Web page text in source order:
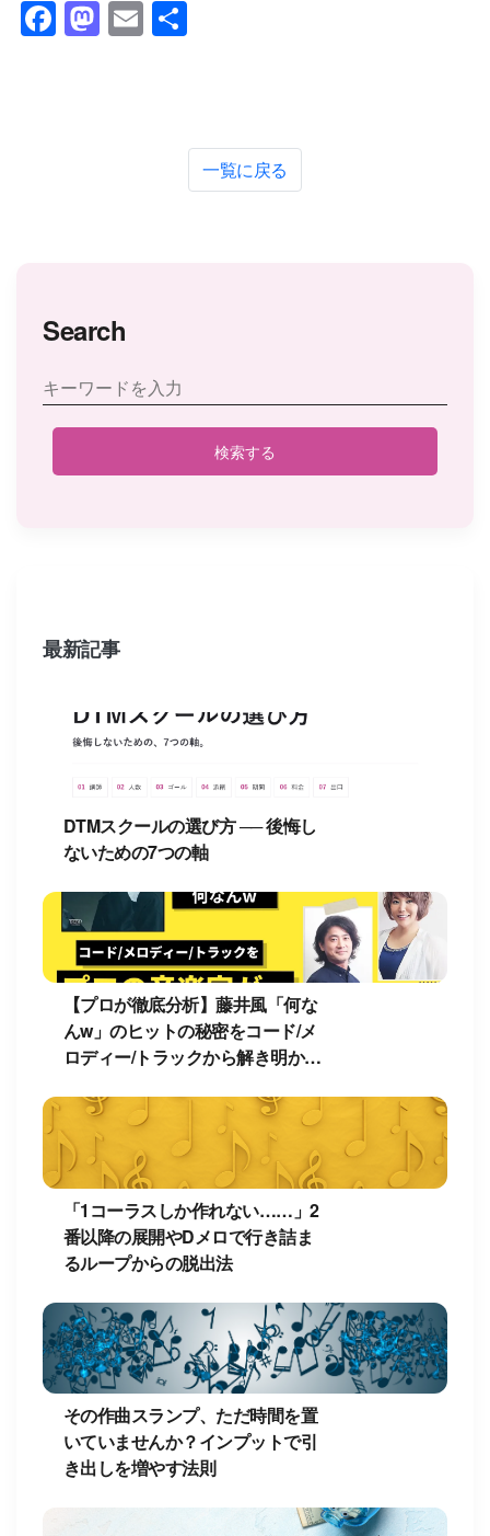
Facebook
Mastodon
Email
一覧に戻る
Search
検索する
最新記事
DTMスクールの選び方 ── 後悔し
ないための7つの軸
【プロが徹底分析】藤井風「何な
んw」のヒットの秘密をコード/メ
ロディー/トラックから解き明か
「1コーラスしか作れない……」2
番以降の展開やDメロで行き詰ま
るループからの脱出法
その作曲スランプ、ただ時間を置
いていませんか？インプットで引
き出しを増やす法則